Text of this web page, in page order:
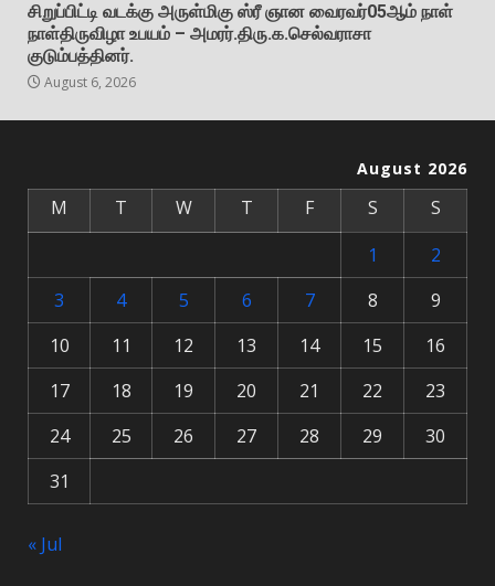
சிறுப்பிட்டி வடக்கு அருள்மிகு ஸ்ரீ ஞான வைரவர்05ஆம் நாள்
நாள்திருவிழா உபயம் – அமரர்.திரு.க.செல்வராசா
குடும்பத்தினர்.
August 6, 2026
August 2026
M T W T F S
S
1
2
3
4 5 6 7 8
9
10
11 12 13 14 15
16
17
18 19 20 21 22
23
24
25 26 27 28 29
30
31
« Jul